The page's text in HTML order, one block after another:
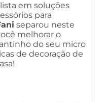
em soluções
para
separou neste
melhorar o
do seu micro
de decoração de